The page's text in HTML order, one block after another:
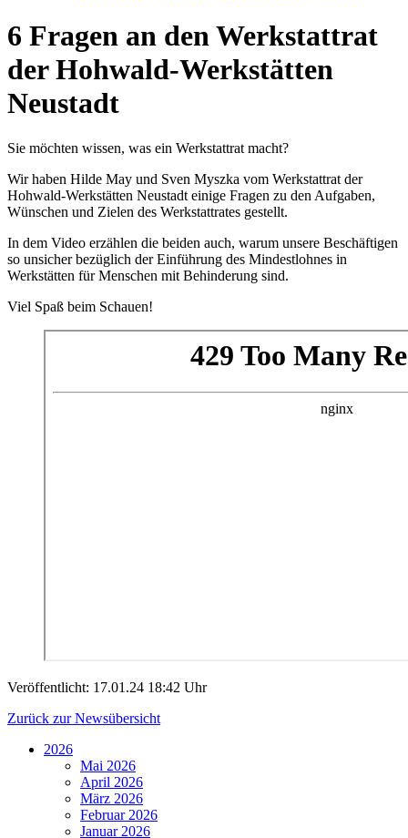
6 Fragen an den Werkstattrat
der Hohwald-Werkstätten
Neustadt
Sie möchten wissen, was ein Werkstattrat macht?
Wir haben Hilde May und Sven Myszka vom Werkstattrat der
Hohwald-Werkstätten Neustadt einige Fragen zu den Aufgaben,
Wünschen und Zielen des Werkstattrates gestellt.
In dem Video erzählen die beiden auch, warum unsere Beschäftigen
so unsicher bezüglich der Einführung des Mindestlohnes in
Werkstätten für Menschen mit Behinderung sind.
Viel Spaß beim Schauen!
Veröffentlicht: 17.01.24 18:42 Uhr
Zurück zur Newsübersicht
2026
Mai 2026
April 2026
März 2026
Februar 2026
Januar 2026